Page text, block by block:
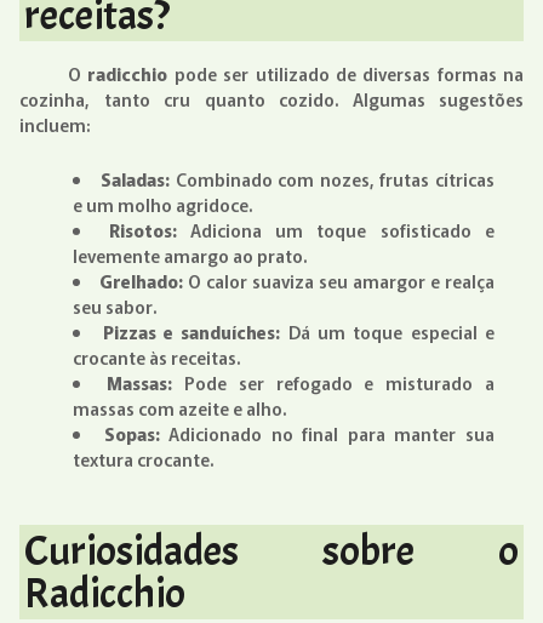
receitas?
O radicchio pode ser utilizado de diversas formas na
cozinha, tanto cru quanto cozido. Algumas sugestões
incluem:
Saladas: Combinado com nozes, frutas cítricas
e um molho agridoce.
Risotos:Adiciona um toque sofisticado e
levemente amargo ao prato.
Grelhado: O calor suaviza seu amargor e realça
seu sabor.
Pizzas e sanduíches: Dá um toque especial e
crocante às receitas.
Massas: Pode ser refogado e misturado a
massas com azeite e alho.
Sopas:Adicionado no final para manter sua
textura crocante.
Curiosidades sobre o
Radicchio